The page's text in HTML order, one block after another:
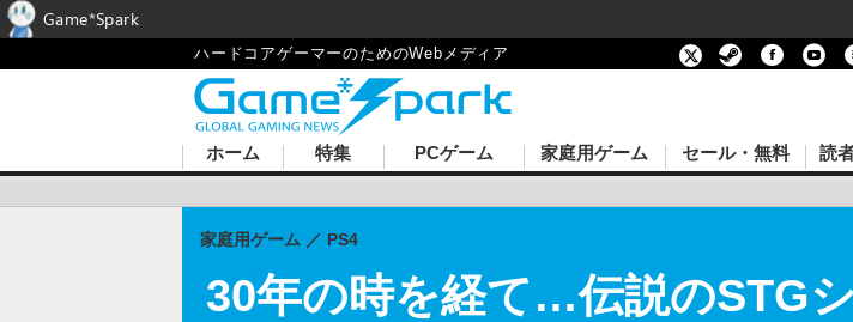
ハードコアゲーマーのためのWebメディア
ホーム 特集 PCゲーム 家庭用ゲーム セール・無料 読
30年の時を経て…伝説のSTG
家庭用ゲーム PS4
Game*Spark